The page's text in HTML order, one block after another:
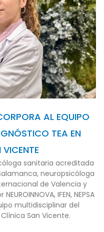
AL EQUIPO
TEA EN
sanitaria acreditada
neuropsicóloga
de Valencia y
IFEN, NEPSA
multidisciplinar del
San Vicente.